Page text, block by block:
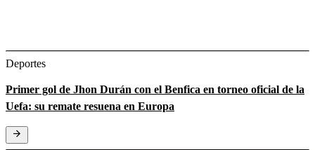
Deportes
Primer gol de Jhon Durán con el Benfica en torneo oficial de la
Uefa: su remate resuena en Europa